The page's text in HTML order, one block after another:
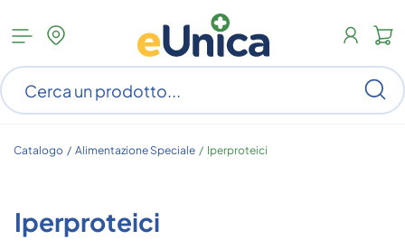
Apri
menu
categorie
Catalogo / Alimentazione Speciale / Iperproteici
Iperproteici